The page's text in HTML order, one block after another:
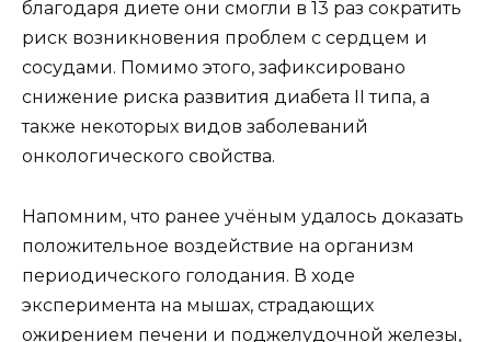
благодаря диете они смогли в 13 раз сократить
риск возникновения проблем с сердцем и
сосудами. Помимо этого, зафиксировано
снижение риска развития диабета II типа, а
также некоторых видов заболеваний
онкологического свойства.
Напомним, что ранее учёным удалось доказать
положительное воздействие на организм
периодического голодания. В ходе
эксперимента на мышах, страдающих
ожирением печени и поджелудочной железы,